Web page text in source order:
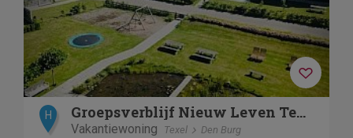
H Groepsverblijf Nieuw Leven Texel
Vakantiewoning Texel Den Burg